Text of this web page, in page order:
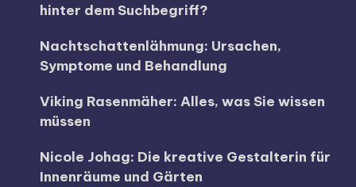
hinter dem Suchbegriff?
Nachtschattenlähmung: Ursachen,
Symptome und Behandlung
Viking Rasenmäher: Alles, was Sie wissen
müssen
Nicole Johag: Die kreative Gestalterin für
Innenräume und Gärten